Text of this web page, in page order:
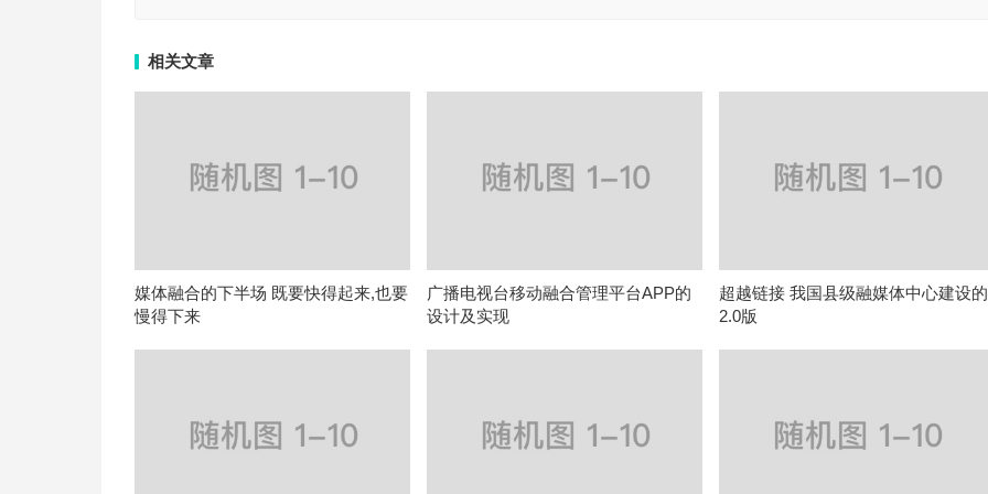
相关文章
媒体融合的下半场 既要快得起来,也要
慢得下来
广播电视台移动融合管理平台APP的
设计及实现
超越链接 我国县级融媒体中心建设的
2.0版